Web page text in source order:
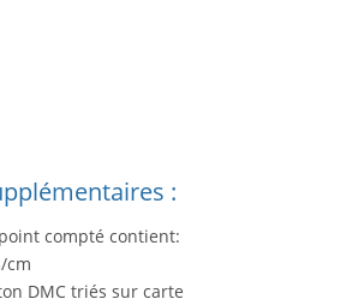
:
compté contient:
cm
DMC triés sur carte